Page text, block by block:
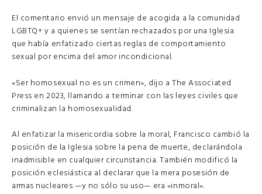
El comentario envió un mensaje de acogida a la comunidad
LGBTQ+ y a quienes se sentían rechazados por una Iglesia
que había enfatizado ciertas reglas de comportamiento
sexual por encima del amor incondicional.
«Ser homosexual no es un crimen», dijo a The Associated
Press en 2023, llamando a terminar con las leyes civiles que
criminalizan la homosexualidad.
Al enfatizar la misericordia sobre la moral, Francisco cambió la
posición de la Iglesia sobre la pena de muerte, declarándola
inadmisible en cualquier circunstancia. También modificó la
posición eclesiástica al declarar que la mera posesión de
armas nucleares —y no sólo su uso— era «inmoral».